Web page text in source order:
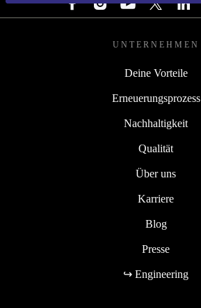
UNTERNEHMEN
Deine Vorteile
Erneuerungsprozess
Nachhaltigkeit
Qualität
Über uns
Karriere
Blog
Presse
↪ Engineering